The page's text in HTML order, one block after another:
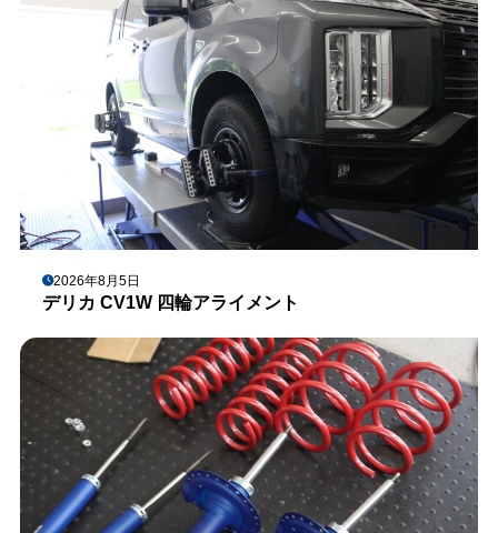
2026年8月5日
デリカ CV1W 四輪アライメント